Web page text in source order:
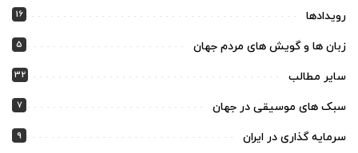
رویدادها 16
زبان ها و گویش های مردم جهان 5
سایر مطالب 32
سبک های موسیقی در جهان 7
سرمایه گذاری در ایران 9